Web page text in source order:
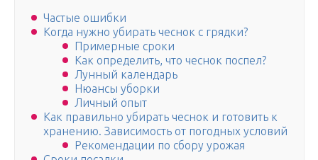
Частые ошибки
Когда нужно убирать чеснок с грядки?
Примерные сроки
Как определить, что чеснок поспел?
Лунный календарь
Нюансы уборки
Личный опыт
Как правильно убирать чеснок и готовить к
хранению. Зависимость от погодных условий
Рекомендации по сбору урожая